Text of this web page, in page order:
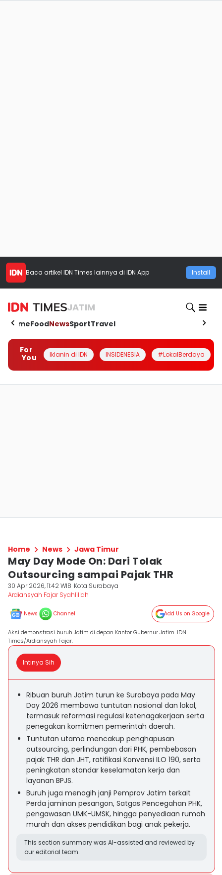
Baca artikel IDN Times lainnya di IDN App Install
JATIM
HomeFoodNewsSportTravel
For
You
Iklanin di IDN INSIDENESIA #LokalBerdaya
Home News Jawa Timur
May Day Mode On: Dari Tolak
Outsourcing sampai Pajak THR
30 Apr 2026, 11:42 WIB Kota Surabaya
Ardiansyah Fajar Syahlillah
News Channel Add Us on Google
Aksi demonstrasi buruh Jatim di depan Kantor Gubernur Jatim. IDN
Times/Ardiansyah Fajar.
Intinya Sih
Ribuan buruh Jatim turun ke Surabaya pada May
Day 2026 membawa tuntutan nasional dan lokal,
termasuk reformasi regulasi ketenagakerjaan serta
penegakan komitmen pemerintah daerah.
Tuntutan utama mencakup penghapusan
outsourcing, perlindungan dari PHK, pembebasan
pajak THR dan JHT, ratifikasi Konvensi ILO 190, serta
peningkatan standar keselamatan kerja dan
layanan BPJS.
Buruh juga menagih janji Pemprov Jatim terkait
Perda jaminan pesangon, Satgas Pencegahan PHK,
pengawasan UMK-UMSK, hingga penyediaan rumah
murah dan akses pendidikan bagi anak pekerja.
This section summary was AI-assisted and reviewed by
our editorial team.